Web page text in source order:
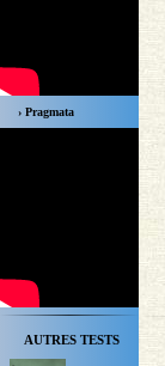
› Pragmata
AUTRES TESTS